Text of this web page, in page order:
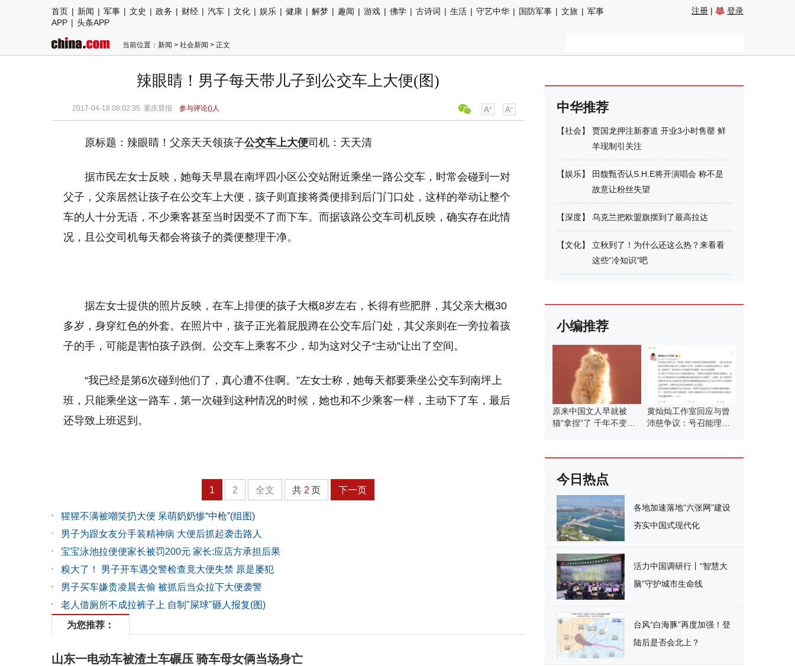
首页 | 新闻 | 军事 | 文史 | 政务 | 财经 | 汽车 | 文化 | 娱乐 | 健康 | 解梦 | 趣闻 | 游戏 | 佛学 | 古诗词 | 生活 | 守艺中华 | 国防军事 | 文旅 | 军事
APP | 头条APP
注册 | 登录
当前位置： 新闻 > 社会新闻 > 正文
辣眼睛！男子每天带儿子到公交车上大便(图)
2017-04-18 08:02:35 重庆晨报 参与评论()人
原标题：辣眼睛！父亲天天领孩子公交车上大便司机：天天清
据市民左女士反映，她每天早晨在南坪四小区公交站附近乘坐一路公交车，时常会碰到一对
父子，父亲居然让孩子在公交车上大便，孩子则直接将粪便排到后门门口处，这样的举动让整个
车的人十分无语，不少乘客甚至当时因受不了而下车。而据该路公交车司机反映，确实存在此情
况，且公交司机每天都会将孩子的粪便整理干净。
据左女士提供的照片反映，在车上排便的孩子大概8岁左右，长得有些肥胖，其父亲大概30
多岁，身穿红色的外套。在照片中，孩子正光着屁股蹲在公交车后门处，其父亲则在一旁拉着孩
子的手，可能是害怕孩子跌倒。公交车上乘客不少，却为这对父子“主动”让出了空间。
“我已经是第6次碰到他们了，真心遭不住啊。”左女士称，她每天都要乘坐公交车到南坪上
班，只能乘坐这一路车，第一次碰到这种情况的时候，她也和不少乘客一样，主动下了车，最后
还导致上班迟到。
1 2 全文 共 2 页 下一页
猩猩不满被嘲笑扔大便 呆萌奶奶惨“中枪”(组图)
男子为跟女友分手装精神病 大便后抓起袭击路人
宝宝泳池拉便便家长被罚200元 家长:应店方承担后果
糗大了！ 男子开车遇交警检查竟大便失禁 原是屡犯
男子买车嫌贵凌晨去偷 被抓后当众拉下大便袭警
老人借厕所不成拉裤子上 自制"屎球"砸人报复(图)
为您推荐：
山东一电动车被渣土车碾压 骑车母女俩当场身亡
中华推荐
【社会】
贾国龙押注新赛道 开业3小时售罄 鲜
羊现制引关注
【娱乐】
田馥甄否认S.H.E将开演唱会 称不是
故意让粉丝失望
【深度】 乌克兰把欧盟旗摆到了最高拉达
【文化】
立秋到了！为什么还这么热？来看看
这些“冷知识”吧
小编推荐
原来中国文人早就被
猫“拿捏”了 千年不变的
黄灿灿工作室回应与曾
沛慈争议：号召能理智
今日热点
各地加速落地“六张网”建设
夯实中国式现代化
活力中国调研行丨“智慧大
脑”守护城市生命线
台风“白海豚”再度加强！登
陆后是否会北上？